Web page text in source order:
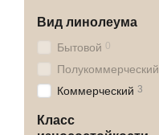
Вид линолеума
Бытовой 0
Полукоммерческий
Коммерческий 3
Класс